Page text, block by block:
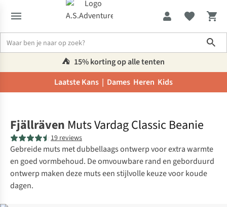
⛺️ 15% korting op alle tenten
Laatste Kans | Dames Heren Kids
Fjällräven Muts Vardag Classic Beanie
19 reviews
Gebreide muts met dubbellaags ontwerp voor extra warmte
en goed vormbehoud. De omvouwbare rand en geborduurd
ontwerp maken deze muts een stijlvolle keuze voor koude
dagen.